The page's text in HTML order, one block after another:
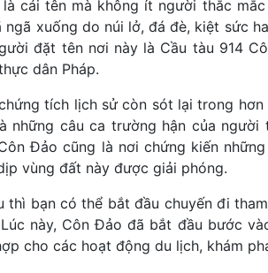
cái tên mà không ít người thắc
ngã xuống do núi lở, đá đè, kiệt sức
đặt tên nơi này là Cầu tàu 914
dân Pháp.
tích lịch sử còn sót lại trong
những câu ca trường hận của người
Đảo cũng là nơi chứng kiến
vùng đất này được giải phóng.
thì bạn có thể bắt đầu chuyến đi
này, Côn Đảo đã bắt đầu bước
cho các hoạt động du lịch, khám